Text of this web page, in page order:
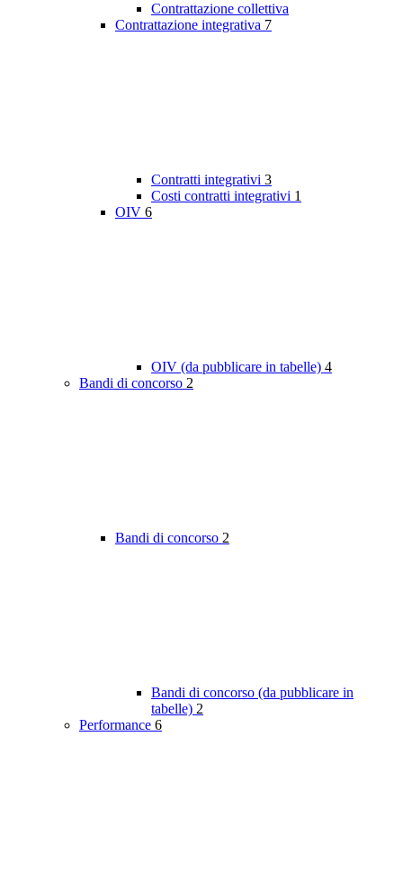
Contrattazione collettiva
Contrattazione integrativa 7
Contratti integrativi 3
Costi contratti integrativi 1
OIV 6
OIV (da pubblicare in tabelle) 4
Bandi di concorso 2
Bandi di concorso 2
Bandi di concorso (da pubblicare in
tabelle) 2
Performance 6